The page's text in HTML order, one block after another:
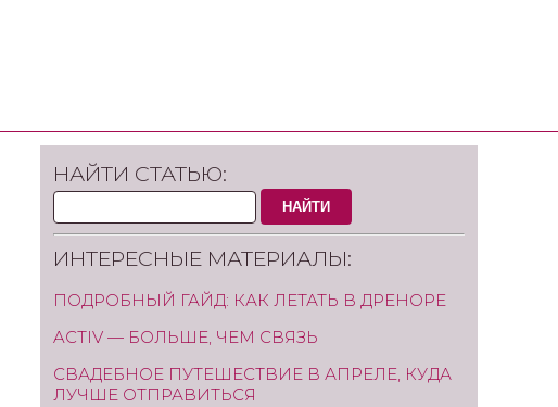
НАЙТИ СТАТЬЮ:
НАЙТИ
ИНТЕРЕСНЫЕ МАТЕРИАЛЫ:
ПОДРОБНЫЙ ГАЙД: КАК ЛЕТАТЬ В ДРЕНОРЕ
ACTIV — БОЛЬШЕ, ЧЕМ СВЯЗЬ
СВАДЕБНОЕ ПУТЕШЕСТВИЕ В АПРЕЛЕ, КУДА
ЛУЧШЕ ОТПРАВИТЬСЯ